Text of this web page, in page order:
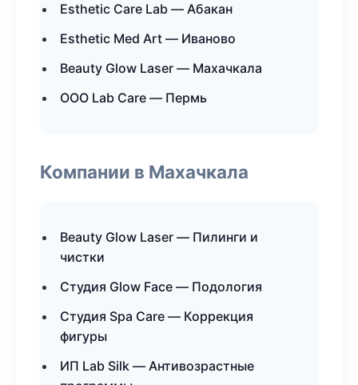
Esthetic Care Lab — Абакан
Esthetic Med Art — Иваново
Beauty Glow Laser — Махачкала
ООО Lab Care — Пермь
Компании в Махачкала
Beauty Glow Laser — Пилинги и
чистки
Студия Glow Face — Подология
Студия Spa Care — Коррекция
фигуры
ИП Lab Silk — Антивозрастные